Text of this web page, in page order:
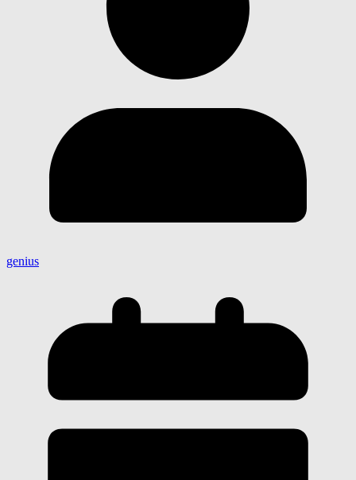
genius